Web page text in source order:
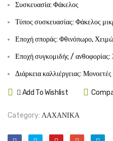
Συσκευασία: Φάκελος
Τύπος συσκευασίας: Φάκελος
Εποχή σποράς: Φθινόπωρο,
Εποχή συγκομιδής /
Διάρκεια καλλιέργειας: Μονοετές
Add To Wishlist
Category: ΛΑΧΑΝΙΚΑ